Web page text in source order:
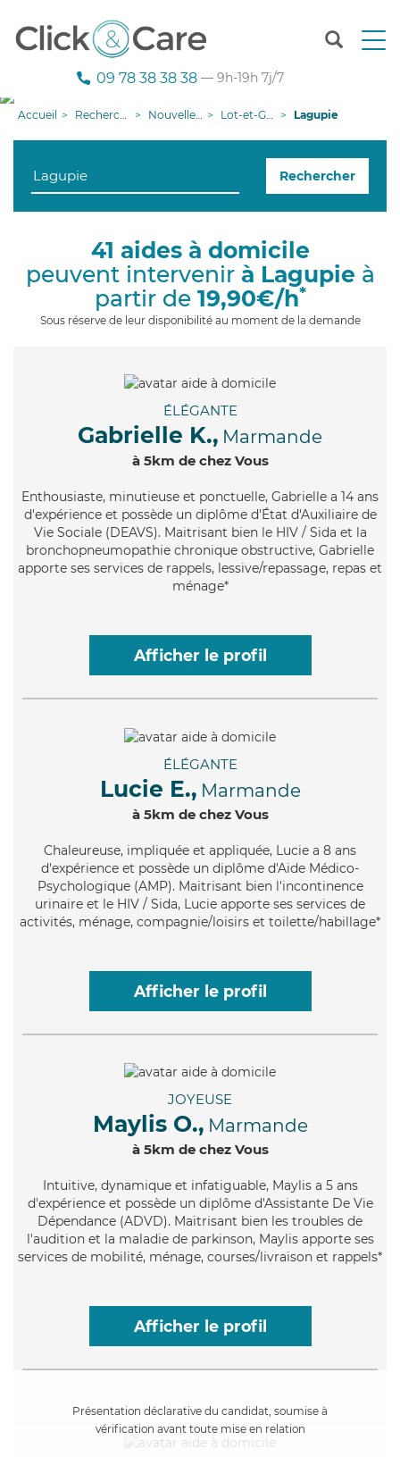
T
n
g
i
09 78 38 38 38 — 9h-19h 7j/7
Accueil Recherche aide à domicile Nouvelle-Aquitaine Lot-et-Garonne Lagupie
Rechercher
41 aides à domicile
peuvent intervenir à Lagupie à
partir de 19,90€/h*
Sous réserve de leur disponibilité au moment de la demande
ÉLÉGANTE
Gabrielle K., Marmande
à 5km de chez Vous
Enthousiaste, minutieuse et ponctuelle, Gabrielle a 14 ans
d'expérience et possède un diplôme d'État d'Auxiliaire de
Vie Sociale (DEAVS). Maitrisant bien le HIV / Sida et la
bronchopneumopathie chronique obstructive, Gabrielle
apporte ses services de rappels, lessive/repassage, repas et
ménage*
Afficher le profil
ÉLÉGANTE
Lucie E., Marmande
à 5km de chez Vous
Chaleureuse, impliquée et appliquée, Lucie a 8 ans
d'expérience et possède un diplôme d'Aide Médico-
Psychologique (AMP). Maitrisant bien l'incontinence
urinaire et le HIV / Sida, Lucie apporte ses services de
activités, ménage, compagnie/loisirs et toilette/habillage*
Afficher le profil
JOYEUSE
Maylis O., Marmande
à 5km de chez Vous
Intuitive, dynamique et infatiguable, Maylis a 5 ans
d'expérience et possède un diplôme d'Assistante De Vie
Dépendance (ADVD). Maitrisant bien les troubles de
l'audition et la maladie de parkinson, Maylis apporte ses
services de mobilité, ménage, courses/livraison et rappels*
Afficher le profil
Présentation déclarative du candidat, soumise à
vérification avant toute mise en relation